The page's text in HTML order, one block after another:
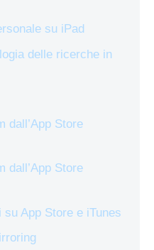
su iPad
delle ricerche in
dall’App Store
dall’App Store
App Store e iTunes